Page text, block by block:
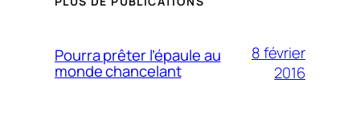
Pourra prêter l’épaule au
monde chancelant
8 février
2016